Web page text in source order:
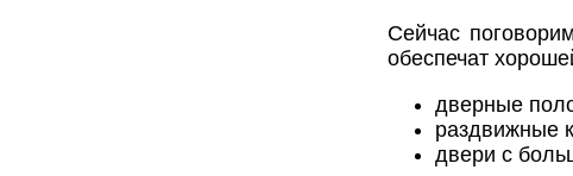
Сейчас
обеспечат
дверные
раздвижные
двери с